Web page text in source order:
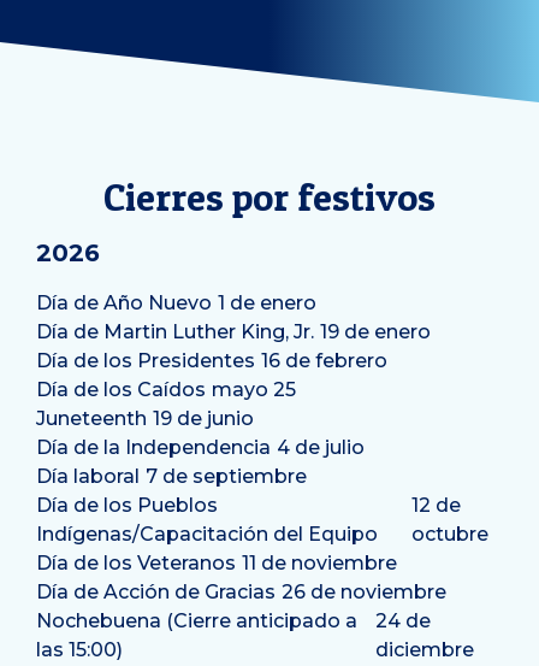
Cierres por festivos
2026
Día de Año Nuevo 1 de enero
Día de Martin Luther King, Jr. 19 de enero
Día de los Presidentes 16 de febrero
Día de los Caídos mayo 25
Juneteenth 19 de junio
Día de la Independencia 4 de julio
Día laboral 7 de septiembre
Día de los Pueblos
Indígenas/Capacitación del Equipo
12 de
octubre
Día de los Veteranos 11 de noviembre
Día de Acción de Gracias 26 de noviembre
Nochebuena (Cierre anticipado a
las 15:00)
24 de
diciembre